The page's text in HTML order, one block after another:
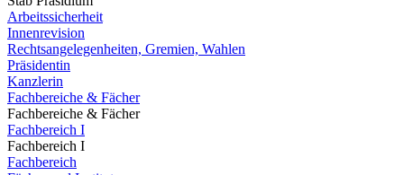
Arbeitssicherheit
Innenrevision
Rechtsangelegenheiten, Gremien, Wahlen
Präsidentin
Kanzlerin
Fachbereiche & Fächer
Fachbereiche & Fächer
Fachbereich I
Fachbereich I
Fachbereich